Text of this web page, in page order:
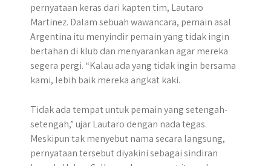
pernyataan keras dari kapten tim, Lautaro
Martinez. Dalam sebuah wawancara, pemain asal
Argentina itu menyindir pemain yang tidak ingin
bertahan di klub dan menyarankan agar mereka
segera pergi. “Kalau ada yang tidak ingin bersama
kami, lebih baik mereka angkat kaki.
Tidak ada tempat untuk pemain yang setengah-
setengah,” ujar Lautaro dengan nada tegas.
Meskipun tak menyebut nama secara langsung,
pernyataan tersebut diyakini sebagai sindiran